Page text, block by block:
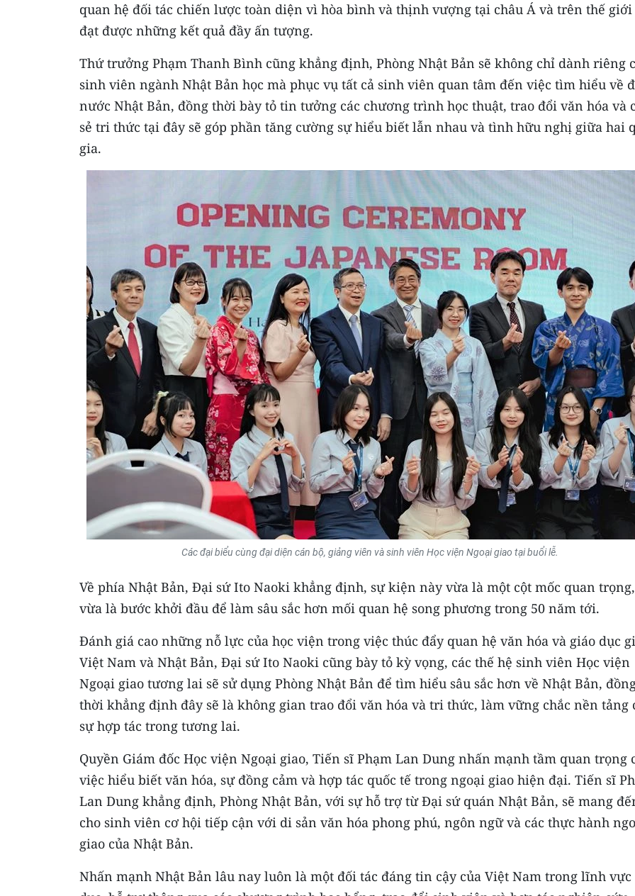
quan hệ đối tác chiến lược toàn diện vì hòa bình và thịnh vượng tại châu Á và trên thế giới
đạt được những kết quả đầy ấn tượng.
Thứ trưởng Phạm Thanh Bình cũng khẳng định, Phòng Nhật Bản sẽ không chỉ dành riêng
sinh viên ngành Nhật Bản học mà phục vụ tất cả sinh viên quan tâm đến việc tìm hiểu về
nước Nhật Bản, đồng thời bày tỏ tin tưởng các chương trình học thuật, trao đổi văn hóa và
sẻ tri thức tại đây sẽ góp phần tăng cường sự hiểu biết lẫn nhau và tình hữu nghị giữa hai
gia.
Các đại biểu cùng đại diện cán bộ, giảng viên và sinh viên Học viện Ngoại giao tại buổi lễ.
Về phía Nhật Bản, Đại sứ Ito Naoki khẳng định, sự kiện này vừa là một cột mốc quan trọng,
vừa là bước khởi đầu để làm sâu sắc hơn mối quan hệ song phương trong 50 năm tới.
Đánh giá cao những nỗ lực của học viện trong việc thúc đẩy quan hệ văn hóa và giáo dục
Việt Nam và Nhật Bản, Đại sứ Ito Naoki cũng bày tỏ kỳ vọng, các thế hệ sinh viên Học viện
Ngoại giao tương lai sẽ sử dụng Phòng Nhật Bản để tìm hiểu sâu sắc hơn về Nhật Bản,
thời khẳng định đây sẽ là không gian trao đổi văn hóa và tri thức, làm vững chắc nền tảng
sự hợp tác trong tương lai.
Quyền Giám đốc Học viện Ngoại giao, Tiến sĩ Phạm Lan Dung nhấn mạnh tầm quan trọng
việc hiểu biết văn hóa, sự đồng cảm và hợp tác quốc tế trong ngoại giao hiện đại. Tiến sĩ
Lan Dung khẳng định, Phòng Nhật Bản, với sự hỗ trợ từ Đại sứ quán Nhật Bản, sẽ mang
cho sinh viên cơ hội tiếp cận với di sản văn hóa phong phú, ngôn ngữ và các thực hành
giao của Nhật Bản.
Nhấn mạnh Nhật Bản lâu nay luôn là một đối tác đáng tin cậy của Việt Nam trong lĩnh vực